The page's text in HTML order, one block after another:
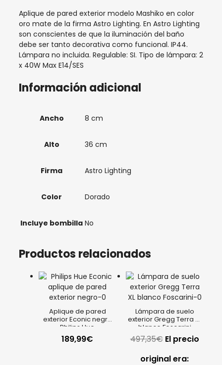
Aplique de pared exterior modelo Mashiko en color
oro mate de la firma Astro Lighting. En Astro Lighting
son conscientes de que la iluminación del baño
debe ser tanto decorativa como funcional. IP44.
Lámpara no incluida. Regulable: SI. Tipo de lámpara: 2
x 40W Max E14/SES
Información adicional
Ancho 8 cm
Alto 36 cm
Firma Astro Lighting
Color Dorado
Incluye bombilla No
Productos relacionados
Aplique de pared
exterior Econic negro
Philips Hue
189,99€
Lámpara de suelo
exterior Gregg Terra XL
blanco Foscarini
497,35€ El precio
original era: